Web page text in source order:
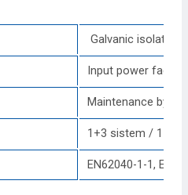
Galvanic isolation
Input power factor
Maintenance by-
1+3 sistem / 1 + 3
EN62040-1-1, EN